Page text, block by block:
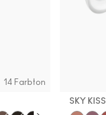
14 Farbton
SKY